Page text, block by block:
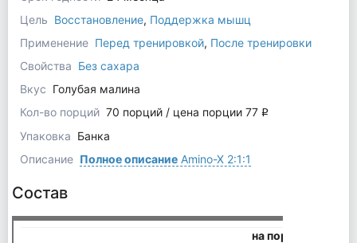
Цель Восстановление, Поддержка мышц
Применение Перед тренировкой, После тренировки
Свойства Без сахара
Вкус Голубая малина
Кол-во порций 70 порций / цена порции 77 q
Упаковка Банка
Описание Полное описаниеAmino-X 2:1:1
Состав
на порцию